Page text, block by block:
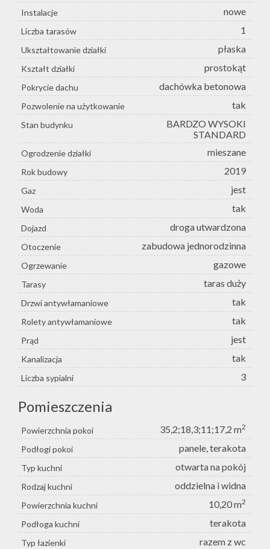
Instalacje nowe
Liczba tarasów 1
Ukształtowanie działki płaska
Kształt działki prostokąt
Pokrycie dachu dachówka betonowa
Pozwolenie na użytkowanie tak
Stan budynku
BARDZO WYSOKI
STANDARD
Ogrodzenie działki mieszane
Rok budowy 2019
Gaz jest
Woda tak
Dojazd droga utwardzona
Otoczenie zabudowa jednorodzinna
Ogrzewanie gazowe
Tarasy taras duży
Drzwi antywłamaniowe tak
Rolety antywłamaniowe tak
Prąd jest
Kanalizacja tak
Liczba sypialni 3
Pomieszczenia
Powierzchnia pokoi 35,2;18,3;11;17,2 m2
Podłogi pokoi panele, terakota
Typ kuchni otwarta na pokój
Rodzaj kuchni oddzielna i widna
Powierzchnia kuchni 10,20 m2
Podłoga kuchni terakota
Typ łazienki razem z wc